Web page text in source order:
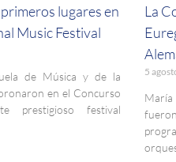
lugares en
Music Festival
de Música y de la
en el Concurso
prestigioso festival
La
5